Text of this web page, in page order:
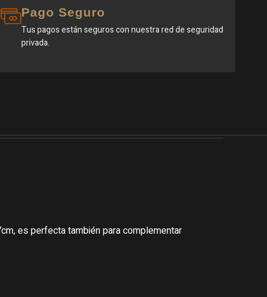
Pago Seguro
Tus pagos están seguros con nuestra red de seguridad
privada.
es perfecta también para complementar